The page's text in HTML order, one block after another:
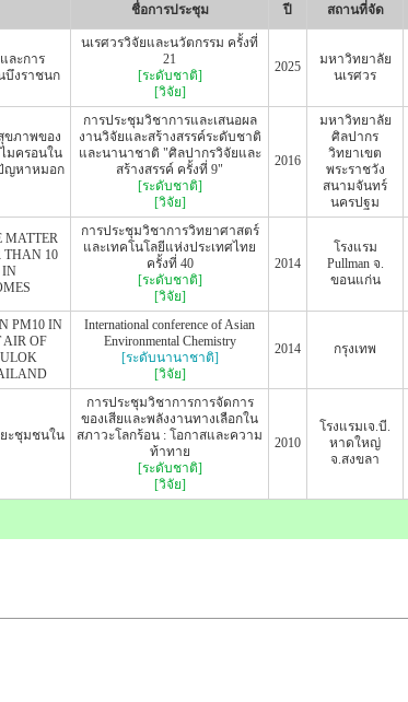
ชื่อการประชุม ปี สถานที่จัด
ละการ
บึงราชนก
นเรศวรวิจัยและนวัตกรรม ครั้งที่
21
[ระดับชาติ]
[วิจัย]
2025
มหาวิทยาลัย
นเรศวร
ขภาพของ
มครอนใน
ปัญหาหมอก
การประชุมวิชาการและเสนอผล
งานวิจัยและสร้างสรรค์ระดับชาติ
และนานาชาติ "ศิลปากรวิจัยและ
สร้างสรรค์ ครั้งที่ 9"
[ระดับชาติ]
[วิจัย]
2016
มหาวิทยาลัย
ศิลปากร
วิทยาเขต
พระราชวัง
สนามจันทร์
นครปฐม
MATTER
THAN 10
IN
การประชุมวิชาการวิทยาศาสตร์
และเทคโนโลยีแห่งประเทศไทย
ครั้งที่ 40
[ระดับชาติ]
[วิจัย]
2014
โรงแรม
Pullman จ.
ขอนแก่น
PM10 IN
AIR OF
International conference of Asian
Environmental Chemistry
[ระดับนานาชาติ]
[วิจัย]
2014 กรุงเทพ
ะชุมชนใน
การประชุมวิชาการการจัดการ
ของเสียและพลังงานทางเลือกใน
สภาวะโลกร้อน : โอกาสและความ
ท้าทาย
[ระดับชาติ]
[วิจัย]
2010
โรงแรมเจ.บี.
หาดใหญ่
จ.สงขลา